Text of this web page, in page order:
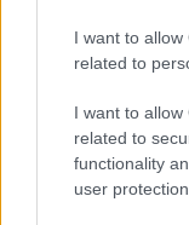
I want to
related to
I want to
related to
functionality
user protection.